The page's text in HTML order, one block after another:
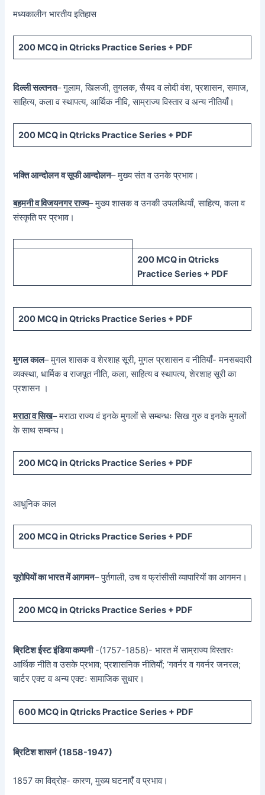
मध्यकालीन भारतीय इतिहास
200 MCQ in Qtricks Practice Series + PDF
दिल्ली सल्तनत– गुलाम, खिलजी, तुगलक, सैयद व लोदी वंश, प्रशासन, समाज,
साहित्य, कला व स्थापत्य, आर्थिक नीवि, साम्राज्य विस्तार व अन्य नीतियाँ।
200 MCQ in Qtricks Practice Series + PDF
भक्ति आन्दोलन व सूफी आन्दोलन– मुख्य संत व उनके प्रभाव।
बहमनी व विजयनगर राज्य– मुख्य शासक व उनकी उपलब्धियाँ, साहित्य, कला व
संस्कृति पर प्रभाव।
200 MCQ in Qtricks
Practice Series + PDF
200 MCQ in Qtricks Practice Series + PDF
मुगल काल– मुगल शासक व शेरशाह सूरी, मुगल प्रशासन व नीतियाँ- मनसबदारी
व्यक्स्था, धार्मिक व राजपूत नीति, कला, साहित्य व स्थापत्य, शेरशाह सूरी का
प्रशासन ।
मराठा व सिख– मराठा राज्य वं इनके मुगलों से सम्बन्धः सिख गुरु व इनके मुगलों
के साथ सम्बन्ध।
200 MCQ in Qtricks Practice Series + PDF
आधुनिक काल
200 MCQ in Qtricks Practice Series + PDF
यूरोपियों का भारत में आगमन– पुर्तगाली, उच व फ्रांसीसी व्यापारियों का आगमन।
200 MCQ in Qtricks Practice Series + PDF
ब्रिटिश ईस्ट इंडिया कम्पनी-(1757-1858)- भारत में साम्राज्य विस्तारः
आर्थिक नीति व उसके प्रभाव; प्रशासनिक नीतियाँ; ‘गवर्नर व गवर्नर जनरल;
चार्टर एक्ट व अन्य एक्टः सामाजिक सुधार।
600 MCQ in Qtricks Practice Series + PDF
ब्रिटिश शासनं (1858-1947)
1857 का विद्रोह- कारण, मुख्य घटनाएँ व प्रभाव।